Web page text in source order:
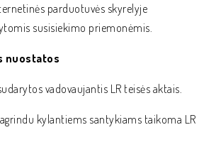
parduotuvės skyrelyje
susisiekimo priemonėmis.
nuostatos
vadovaujantis LR teisės aktais.
kylantiems santykiams taikoma LR